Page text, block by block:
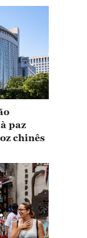
paz
chinês